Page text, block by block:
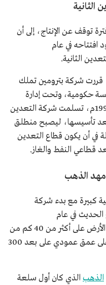
الثانية
عن الإنتاج، إلى أن
افتتاحه في عام
1407هـ/15 مايو 1987م، قررت شركة بترومين تملك
حكومية، وتحت إدارة
سعودية 100%. ثم في عام 1418هـ/1997م، تسلمت شركة التعدين
تأسيسها، ليصبح منطلق
في أن يكون قطاع التعدين
قطاعي النفط والغاز.
الذهب
كبيرة مع بدء شركة
الحديث في عام
1408هـ/1988م.ويحتوي المنجم تحت الأرض على أكثر من 40 كم من
الأنفاق ويتم إجراء عمليات التنقيب على عمق عمودي على بعد 300
الذهب الذي كان أول سلعة